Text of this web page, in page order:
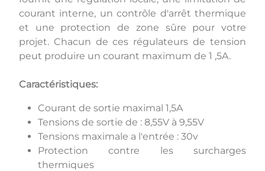
courant interne, un contrôle d'arrêt thermique
et une protection de zone sûre pour votre
projet. Chacun de ces régulateurs de tension
peut produire un courant maximum de 1 ,5A.
Caractéristiques:
Courant de sortie maximal 1,5A
Tensions de sortie de : 8,55V à 9,55V
Tensions maximale a l'entrée : 30v
Protection contre les surcharges
thermiques